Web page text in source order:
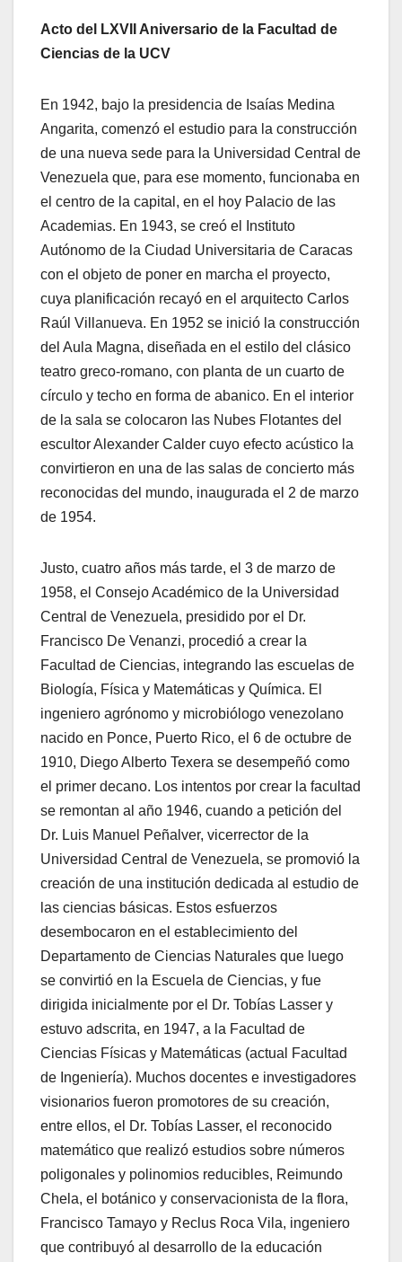
Acto del LXVII Aniversario de la Facultad de
Ciencias de la UCV
En 1942, bajo la presidencia de Isaías Medina
Angarita, comenzó el estudio para la construcción
de una nueva sede para la Universidad Central de
Venezuela que, para ese momento, funcionaba en
el centro de la capital, en el hoy Palacio de las
Academias. En 1943, se creó el Instituto
Autónomo de la Ciudad Universitaria de Caracas
con el objeto de poner en marcha el proyecto,
cuya planificación recayó en el arquitecto Carlos
Raúl Villanueva. En 1952 se inició la construcción
del Aula Magna, diseñada en el estilo del clásico
teatro greco-romano, con planta de un cuarto de
círculo y techo en forma de abanico. En el interior
de la sala se colocaron las Nubes Flotantes del
escultor Alexander Calder cuyo efecto acústico la
convirtieron en una de las salas de concierto más
reconocidas del mundo, inaugurada el 2 de marzo
de 1954.
Justo, cuatro años más tarde, el 3 de marzo de
1958, el Consejo Académico de la Universidad
Central de Venezuela, presidido por el Dr.
Francisco De Venanzi, procedió a crear la
Facultad de Ciencias, integrando las escuelas de
Biología, Física y Matemáticas y Química. El
ingeniero agrónomo y microbiólogo venezolano
nacido en Ponce, Puerto Rico, el 6 de octubre de
1910, Diego Alberto Texera se desempeñó como
el primer decano. Los intentos por crear la facultad
se remontan al año 1946, cuando a petición del
Dr. Luis Manuel Peñalver, vicerrector de la
Universidad Central de Venezuela, se promovió la
creación de una institución dedicada al estudio de
las ciencias básicas. Estos esfuerzos
desembocaron en el establecimiento del
Departamento de Ciencias Naturales que luego
se convirtió en la Escuela de Ciencias, y fue
dirigida inicialmente por el Dr. Tobías Lasser y
estuvo adscrita, en 1947, a la Facultad de
Ciencias Físicas y Matemáticas (actual Facultad
de Ingeniería). Muchos docentes e investigadores
visionarios fueron promotores de su creación,
entre ellos, el Dr. Tobías Lasser, el reconocido
matemático que realizó estudios sobre números
poligonales y polinomios reducibles, Reimundo
Chela, el botánico y conservacionista de la flora,
Francisco Tamayo y Reclus Roca Vila, ingeniero
que contribuyó al desarrollo de la educación